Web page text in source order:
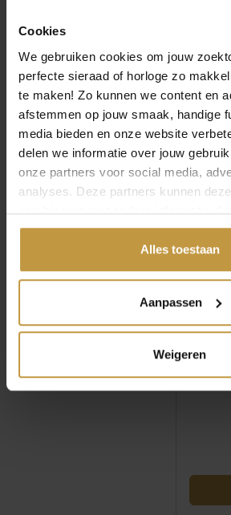
Cookies
We gebruiken cookies om jouw
perfecte sieraad of horloge zo
te maken! Zo kunnen we content en
afstemmen op jouw smaak, handige
media bieden en onze website
delen we informatie over jouw
onze partners voor social media,
analyses. Deze partners kunnen
combineren met andere informatie
gedeeld of die ze hebben verzameld
Alles toestaan
Aanpassen
Weigeren
Over Facette Jewels
MEER VAN FACETTE
€919,00
FACETTE JEWELS
KLAPOORRINGEN
4106338 LAB GROWN
Direct leverbaar, 1